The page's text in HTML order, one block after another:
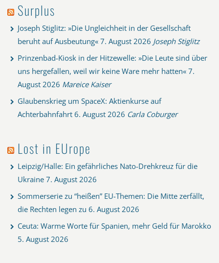
Surplus
Joseph Stiglitz: »Die Ungleichheit in der Gesellschaft
beruht auf Ausbeutung« 7. August 2026 Joseph Stiglitz
Prinzenbad-Kiosk in der Hitzewelle: »Die Leute sind über
uns hergefallen, weil wir keine Ware mehr hatten« 7.
August 2026 Mareice Kaiser
Glaubenskrieg um SpaceX: Aktienkurse auf
Achterbahnfahrt 6. August 2026 Carla Coburger
Lost in EUrope
Leipzig/Halle: Ein gefährliches Nato-Drehkreuz für die
Ukraine 7. August 2026
Sommerserie zu “heißen” EU-Themen: Die Mitte zerfällt,
die Rechten legen zu 6. August 2026
Ceuta: Warme Worte für Spanien, mehr Geld für Marokko
5. August 2026